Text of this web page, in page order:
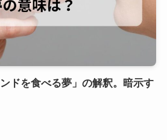
ドを食べる夢」の解釈。暗示す